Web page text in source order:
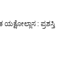
: ಪ್ರಶಸ್ತಿ